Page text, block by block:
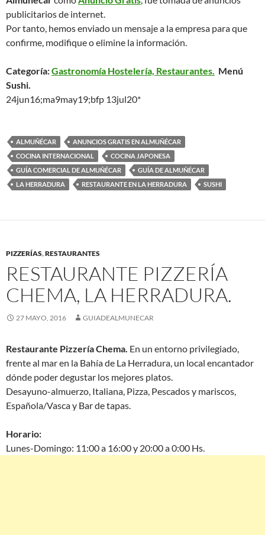
publicitarios de internet.
Por tanto, hemos enviado un mensaje a la empresa para que
confirme, modifique o elimine la información.
Categoría:Gastronomía Hostelería, Restaurantes. Menú
Sushi.
24jun16;ma9may19;bfp 13jul20*
ALMUÑÉCAR
ANUNCIOS GRATIS EN ALMUÑÉCAR
COCINA INTERNACIONAL
COCINA JAPONESA
GUÍA COMERCIAL DE ALMUÑÉCAR
GUÍA DE ALMUÑÉCAR
LA HERRADURA
RESTAURANTE EN LA HERRADURA SUSHI
PIZZERÍAS,RESTAURANTES
RESTAURANTE PIZZERÍA
CHEMA, LA HERRADURA.
27 MAYO, 2016 GUIADEALMUNECAR
Restaurante Pizzería Chema. En un entorno privilegiado,
frente al mar en la Bahía de La Herradura, un local encantador
dónde poder degustar los mejores platos.
Desayuno-almuerzo, Italiana, Pizza, Pescados y mariscos,
Española/Vasca y Bar de tapas.
Horario:
Lunes-Domingo: 11:00 a 16:00 y 20:00 a 0:00 Hs.